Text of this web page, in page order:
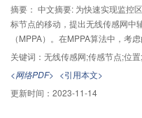
链路质量，采用DBN构建预测模
测结果。
摘要： 中文摘要: 为快速实现监控
标节点的移动，提出无线传感网中
（MPPA）。在MPPA算法中，考
sink节点的移动特点，考虑其移动
心，不在同一位置停留，相邻3个
上不同停留位置覆盖等约束条件
位约束，并建立其移动路径规划模
一个停留位置，根据蚂蚁选择的
关键词： 无线传感网;传感节点;位
<网络PDF> <引用本文>
更新时间： 2023-11-14